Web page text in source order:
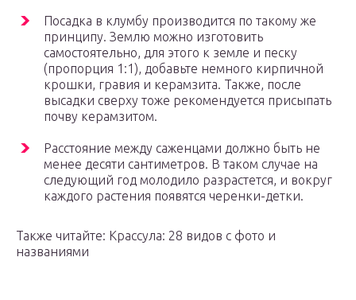
Посадка в клумбу производится по такому же
принципу. Землю можно изготовить
самостоятельно, для этого к земле и песку
(пропорция 1:1), добавьте немного кирпичной
крошки, гравия и керамзита. Также, после
высадки сверху тоже рекомендуется присыпать
почву керамзитом.
Расстояние между саженцами должно быть не
менее десяти сантиметров. В таком случае на
следующий год молодило разрастется, и вокруг
каждого растения появятся черенки-детки.
Также читайте: Крассула: 28 видов с фото и
названиями